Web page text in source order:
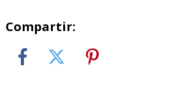
Compartir: